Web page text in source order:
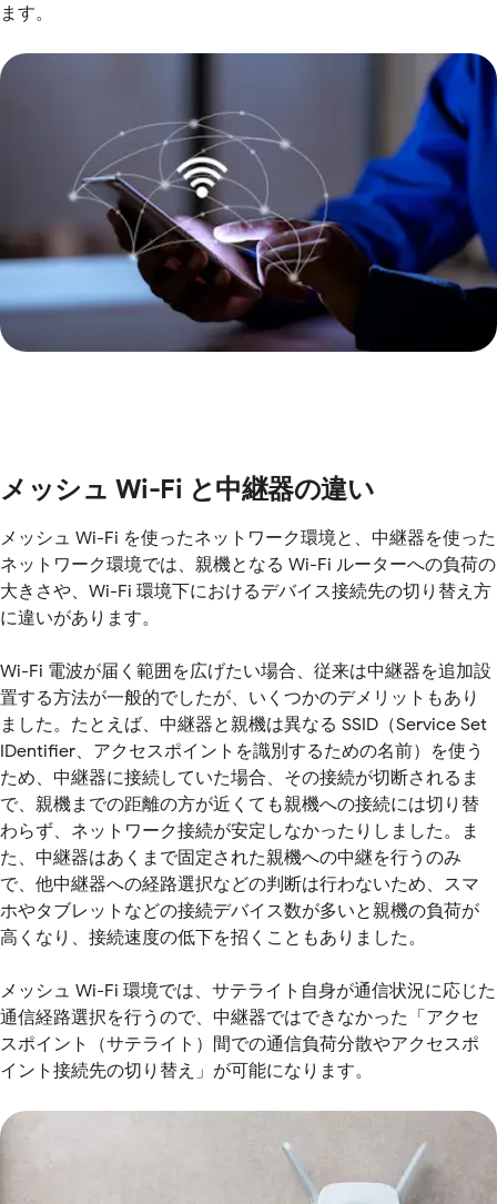
ます。
メッシュ Wi-Fi と中継器の違い
メッシュ Wi-Fi を使ったネットワーク環境と、中継器を使った
ネットワーク環境では、親機となる Wi-Fi ルーターへの負荷の
大きさや、Wi-Fi 環境下におけるデバイス接続先の切り替え方
に違いがあります。
Wi-Fi 電波が届く範囲を広げたい場合、従来は中継器を追加設
置する方法が一般的でしたが、いくつかのデメリットもあり
ました。たとえば、中継器と親機は異なる SSID（Service Set
IDentifier、アクセスポイントを識別するための名前）を使う
ため、中継器に接続していた場合、その接続が切断されるま
で、親機までの距離の方が近くても親機への接続には切り替
わらず、ネットワーク接続が安定しなかったりしました。ま
た、中継器はあくまで固定された親機への中継を行うのみ
で、他中継器への経路選択などの判断は行わないため、スマ
ホやタブレットなどの接続デバイス数が多いと親機の負荷が
高くなり、接続速度の低下を招くこともありました。
メッシュ Wi-Fi 環境では、サテライト自身が通信状況に応じた
通信経路選択を行うので、中継器ではできなかった「アクセ
スポイント（サテライト）間での通信負荷分散やアクセスポ
イント接続先の切り替え」が可能になります。